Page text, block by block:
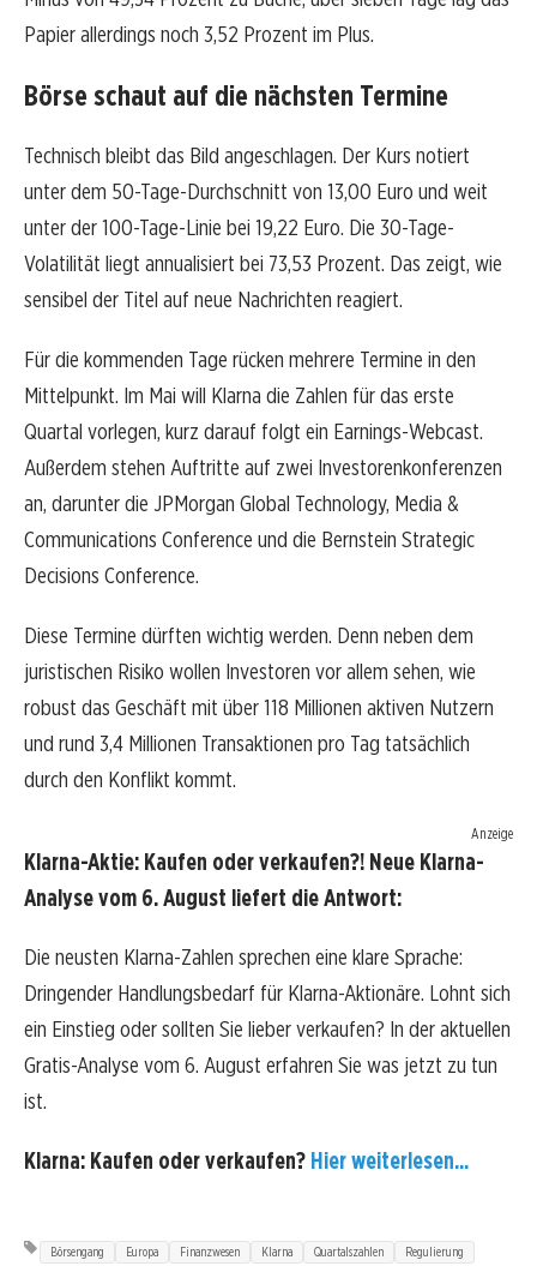
Papier allerdings noch 3,52 Prozent im Plus.
Börse schaut auf die nächsten Termine
Technisch bleibt das Bild angeschlagen. Der Kurs notiert
unter dem 50-Tage-Durchschnitt von 13,00 Euro und weit
unter der 100-Tage-Linie bei 19,22 Euro. Die 30-Tage-
Volatilität liegt annualisiert bei 73,53 Prozent. Das zeigt, wie
sensibel der Titel auf neue Nachrichten reagiert.
Für die kommenden Tage rücken mehrere Termine in den
Mittelpunkt. Im Mai will Klarna die Zahlen für das erste
Quartal vorlegen, kurz darauf folgt ein Earnings-Webcast.
Außerdem stehen Auftritte auf zwei Investorenkonferenzen
an, darunter die JPMorgan Global Technology, Media &
Communications Conference und die Bernstein Strategic
Decisions Conference.
Diese Termine dürften wichtig werden. Denn neben dem
juristischen Risiko wollen Investoren vor allem sehen, wie
robust das Geschäft mit über 118 Millionen aktiven Nutzern
und rund 3,4 Millionen Transaktionen pro Tag tatsächlich
durch den Konflikt kommt.
Anzeige
Klarna-Aktie: Kaufen oder verkaufen?! Neue Klarna-
Analyse vom 6. August liefert die Antwort:
Die neusten Klarna-Zahlen sprechen eine klare Sprache:
Dringender Handlungsbedarf für Klarna-Aktionäre. Lohnt sich
ein Einstieg oder sollten Sie lieber verkaufen? In der aktuellen
Gratis-Analyse vom 6. August erfahren Sie was jetzt zu tun
ist.
Klarna: Kaufen oder verkaufen? Hier weiterlesen...
Börsengang Europa Finanzwesen Klarna Quartalszahlen Regulierung